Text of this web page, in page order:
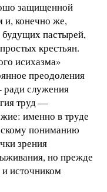
защищенной
и, конечно же,
пастырей,
крестьян.
исихазма»
преодоления
ради служения
труд —
именно в труде
пониманию
зрения
но прежде
источником